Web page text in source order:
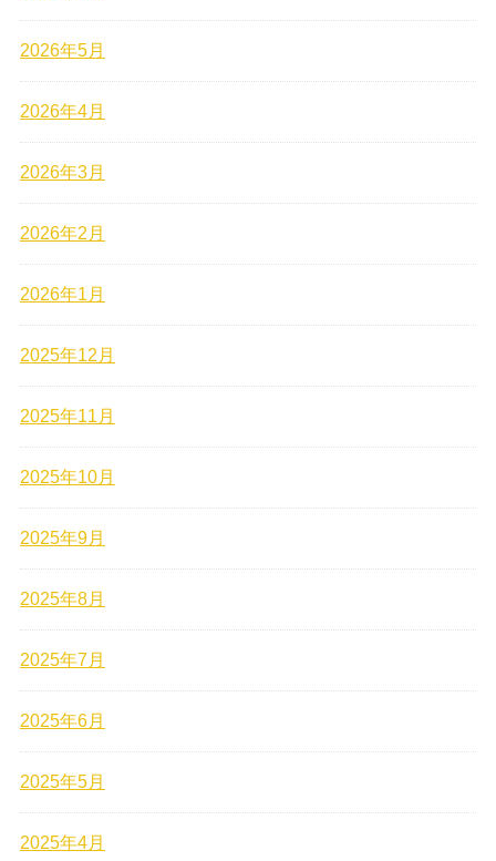
2026年5月
2026年4月
2026年3月
2026年2月
2026年1月
2025年12月
2025年11月
2025年10月
2025年9月
2025年8月
2025年7月
2025年6月
2025年5月
2025年4月